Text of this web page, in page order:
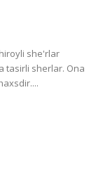
she'rlar
tasirli sherlar. Ona